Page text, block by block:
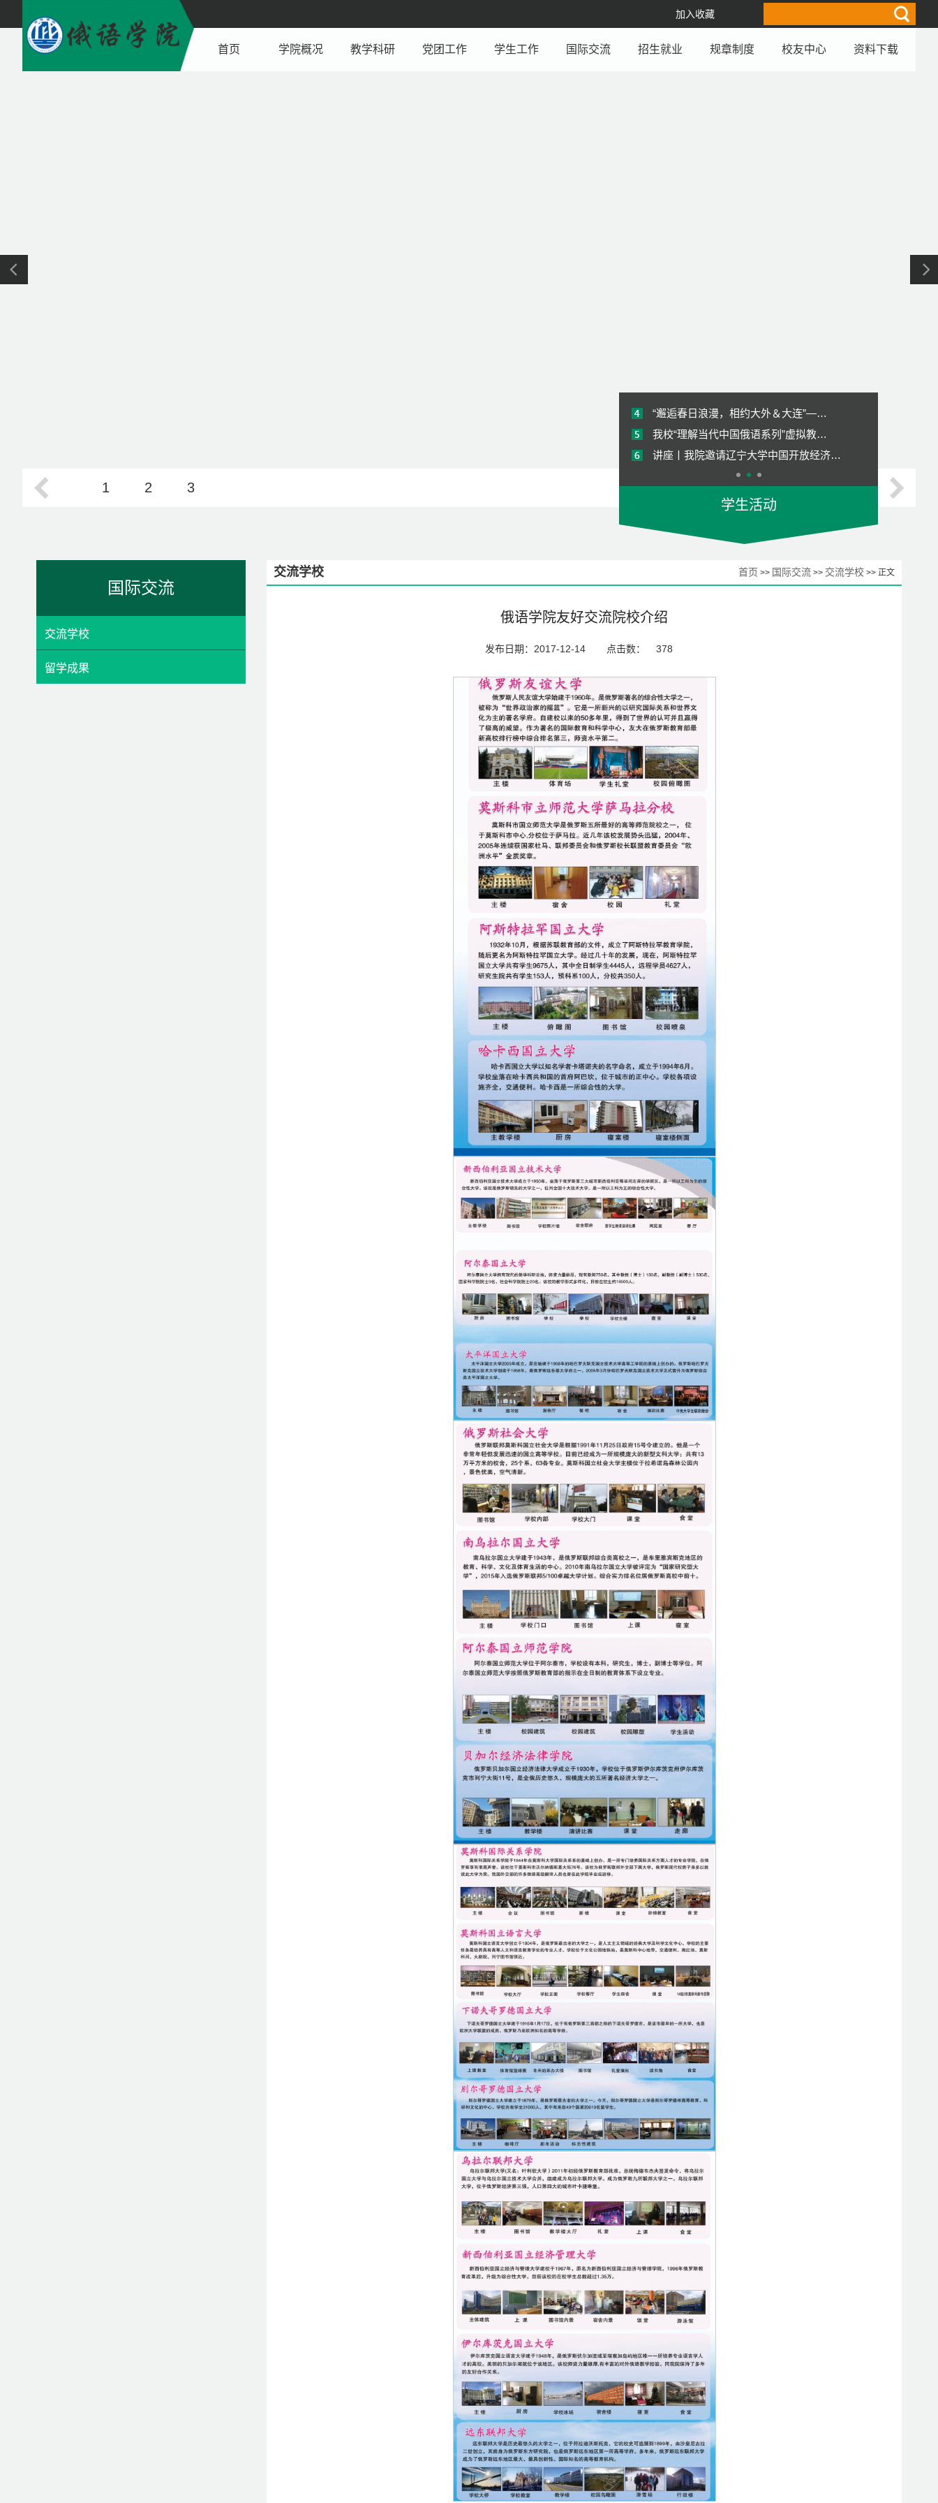
加入收藏
首页 学院概况 教学科研 党团工作 学生工作 国际交流 招生就业 规章制度 校友中心 资料下载
1 2 3
“邂逅春日浪漫，相约大外＆大连”—…
我校“理解当代中国俄语系列”虚拟教…
讲座丨我院邀请辽宁大学中国开放经济…
【师哥师姐说就业2023】考研经验分享
【俄语追梦人】68期 | 跟着第十五届…
喜报 | 我院学子荣获校模拟招聘会大…
访企拓岗促就业 调研合作共育人-我院…
我院赴西安外国语大学俄语学院进行专…
《俄罗斯经济》国际化课程顺利结课
学生活动
国际交流
交流学校
留学成果
交流学校 首页 >> 国际交流 >> 交流学校 >> 正文
俄语学院友好交流院校介绍
发布日期：2017-12-14 点击数： 378